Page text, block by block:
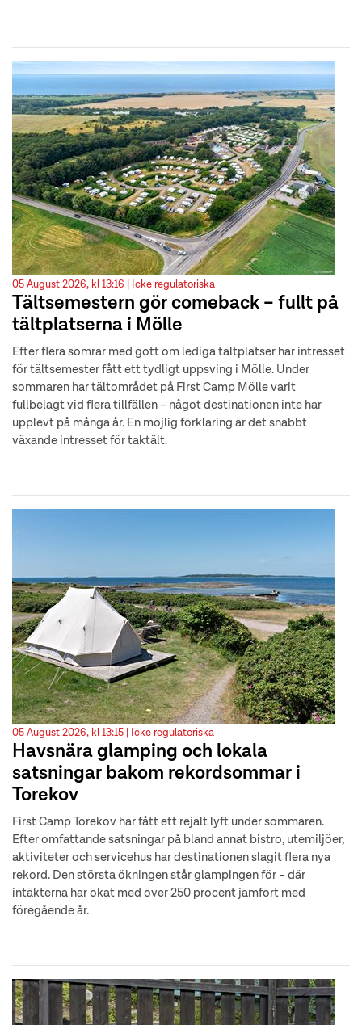
05 August 2026, kl 13:16 | Icke regulatoriska
Tältsemestern gör comeback – fullt på
tältplatserna i Mölle
Efter flera somrar med gott om lediga tältplatser har intresset
för tältsemester fått ett tydligt uppsving i Mölle. Under
sommaren har tältområdet på First Camp Mölle varit
fullbelagt vid flera tillfällen – något destinationen inte har
upplevt på många år. En möjlig förklaring är det snabbt
växande intresset för taktält.
05 August 2026, kl 13:15 | Icke regulatoriska
Havsnära glamping och lokala
satsningar bakom rekordsommar i
Torekov
First Camp Torekov har fått ett rejält lyft under sommaren.
Efter omfattande satsningar på bland annat bistro, utemiljöer,
aktiviteter och servicehus har destinationen slagit flera nya
rekord. Den största ökningen står glampingen för – där
intäkterna har ökat med över 250 procent jämfört med
föregående år.